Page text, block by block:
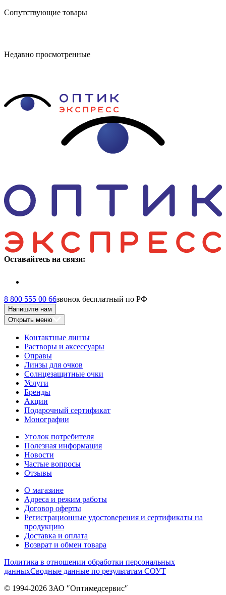
Сопутствующие товары
Недавно просмотренные
Оставайтесь на связи:
8 800 555 00 66звонок бесплатный по РФ
Напишите нам
Открыть меню
Контактные линзы
Растворы и аксессуары
Оправы
Линзы для очков
Солнцезащитные очки
Услуги
Бренды
Акции
Подарочный сертификат
Монографии
Уголок потребителя
Полезная информация
Новости
Частые вопросы
Отзывы
О магазине
Адреса и режим работы
Договор оферты
Регистрационные удостоверения и сертификаты на
продукцию
Доставка и оплата
Возврат и обмен товара
Политика в отношении обработки персональных
данныхСводные данные по результатам СОУТ
© 1994-2026 ЗАО ″Оптимедсервис″